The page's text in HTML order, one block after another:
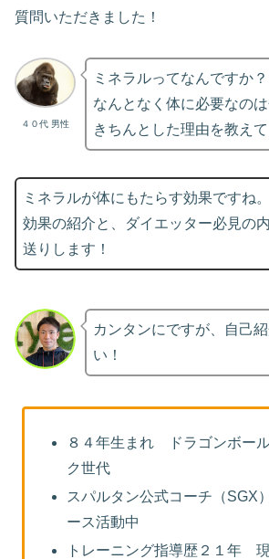
質問いただきました！
４０代 男性
ミネラルってなんですか？
なんとなく体に必要なのは
きちんとした理由を教えて
ミネラルが体にもたらす効果ですね。
効果の紹介と、ダイエッター必見の
送りします！
カンタンにですが、自己
い！
８４年生まれ ドラゴンボー
ク世代
スパルタン公式コーチ（SGX
ース活動中
トレーニング指導歴２１年